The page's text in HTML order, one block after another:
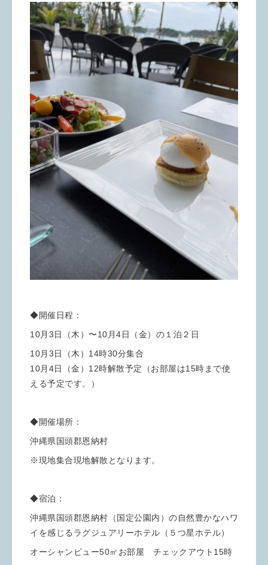
◆開催日程：
10月3日（木）〜10月4日（金）の１泊２日
10月3日（木）14時30分集合
10月4日（金）12時解散予定（お部屋は15時まで使
える予定です。）
◆開催場所：
沖縄県国頭郡恩納村
※現地集合現地解散となります。
◆宿泊：
沖縄県国頭郡恩納村（国定公園内）の自然豊かなハワ
イを感じるラグジュアリーホテル（５つ星ホテル）
オーシャンビュー50㎡お部屋 チェックアウト15時